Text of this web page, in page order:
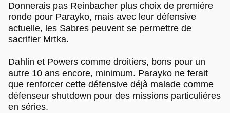
Donnerais pas Reinbacher plus choix de première
ronde pour Parayko, mais avec leur défensive
actuelle, les Sabres peuvent se permettre de
sacrifier Mrtka.
Dahlin et Powers comme droitiers, bons pour un
autre 10 ans encore, minimum. Parayko ne ferait
que renforcer cette défensive déjà malade comme
défenseur shutdown pour des missions particulières
en séries.